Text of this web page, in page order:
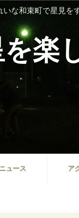
楽
な和束町で星見を
ニュース ア